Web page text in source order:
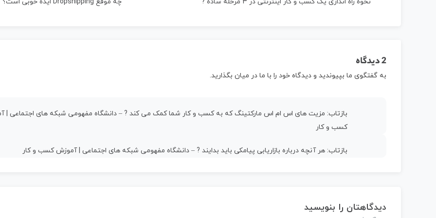
2 دیدگاه
به گفتگوی ما بپیوندید و دیدگاه خود را با ما در میان بگذارید.
بازتاب: مزیت های اس ام اس مارکتینگ که به کسب و کار شما کمک می کند ? – دانشگاه مفهومی شبکه های اجتماعی |
کسب و کار
بازتاب: هر آنچه درباره بازاریابی پیامکی باید بدایند ? – دانشگاه مفهومی شبکه های اجتماعی | آموزش کسب و کار
دیدگاهتان را بنویسید